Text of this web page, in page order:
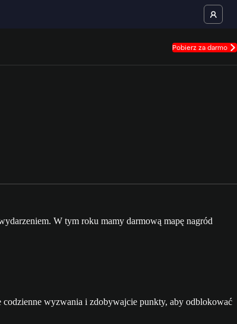
Pobierz za darmo
W tym roku mamy darmową mapę nagród
codzienne wyzwania i zdobywajcie punkty, aby odblokować